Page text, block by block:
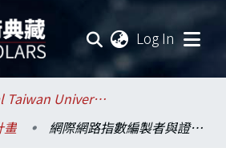
Log In
.National Taiwan University / 國立臺灣大學
畫
網際網路指數編製者與證卷分析師納入/剔除網路業個股決策之影響變數暨其取捨時機